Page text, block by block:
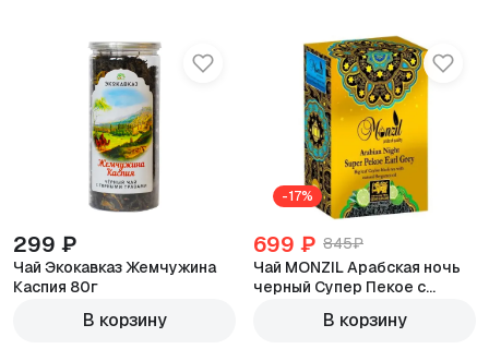
299 ₽
Чай Экокавказ Жемчужина
Каспия 80г
В корзину
-17%
699 ₽ 845₽
Чай MONZIL Арабская ночь
черный Супер Пекое с
В корзину